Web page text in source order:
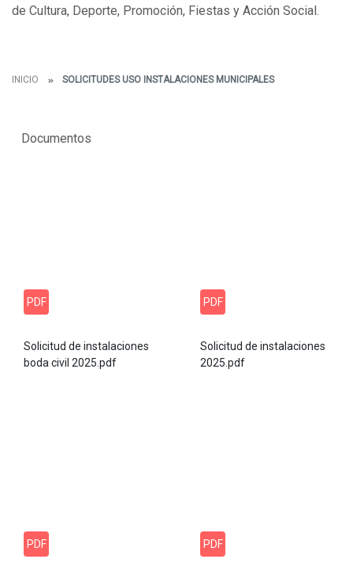
de Cultura, Deporte, Promoción, Fiestas y Acción Social.
INICIO SOLICITUDES USO INSTALACIONES MUNICIPALES
Documentos
PDF
Solicitud de instalaciones
boda civil 2025.pdf
PDF
Solicitud de instalaciones
2025.pdf
PDF PDF